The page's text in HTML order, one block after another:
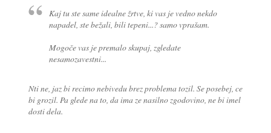
Kaj tu ste same idealne žrtve, ki vas je vedno nekdo
napadel, ste bežali, bili tepeni...? samo vprašam.
Mogoče vas je premalo skupaj, zgledate
nesamozavestni...
Nti ne, jaz bi recimo nebivedu brez problema tozil. Se posebej, ce
bi grozil. Pa glede na to, da ima ze nasilno zgodovino, ne bi imel
dosti dela.